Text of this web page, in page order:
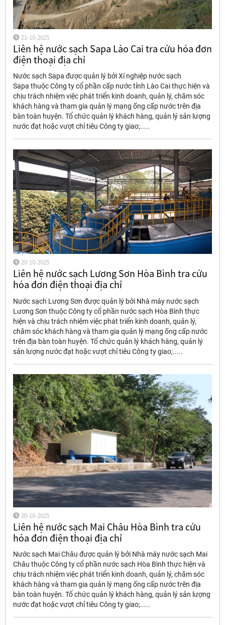
21-10-2025
Liên hệ nước sạch Sapa Lào Cai tra cứu hóa đơn
điện thoại địa chỉ
Nước sạch Sapa được quản lý bởi Xí nghiệp nước sạch
Sapa thuộc Công ty cổ phần cấp nước tỉnh Lào Cai thực hiện và
chịu trách nhiệm việc phát triển kinh doanh, quản lý, chăm sóc
khách hàng và tham gia quản lý mạng ống cấp nước trên địa
bàn toàn huyện. Tổ chức quản lý khách hàng, quản lý sản lượng
nước đạt hoặc vượt chỉ tiêu Công ty giao;.....
20-10-2025
Liên hệ nước sạch Lương Sơn Hòa Bình tra cứu
hóa đơn điện thoại địa chỉ
Nước sạch Lương Sơn được quản lý bởi Nhà máy nước sạch
Lương Sơn thuộc Công ty cổ phần nước sạch Hòa Bình thực
hiện và chịu trách nhiệm việc phát triển kinh doanh, quản lý,
chăm sóc khách hàng và tham gia quản lý mạng ống cấp nước
trên địa bàn toàn huyện. Tổ chức quản lý khách hàng, quản lý
sản lượng nước đạt hoặc vượt chỉ tiêu Công ty giao;.....
20-10-2025
Liên hệ nước sạch Mai Châu Hòa Bình tra cứu
hóa đơn điện thoại địa chỉ
Nước sạch Mai Châu được quản lý bởi Nhà máy nước sạch Mai
Châu thuộc Công ty cổ phần nước sạch Hòa Bình thực hiện và
chịu trách nhiệm việc phát triển kinh doanh, quản lý, chăm sóc
khách hàng và tham gia quản lý mạng ống cấp nước trên địa
bàn toàn huyện. Tổ chức quản lý khách hàng, quản lý sản lượng
nước đạt hoặc vượt chỉ tiêu Công ty giao;.....